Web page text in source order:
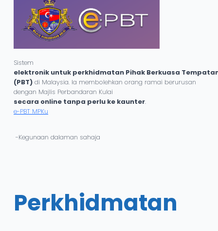
Sistem
elektronik untuk perkhidmatan Pihak Berkuasa
(PBT) di Malaysia. Ia membolehkan orang ramai berurusan
dengan Majlis Perbandaran Kulai
secara online tanpa perlu ke kaunter.
e-PBT MPKu
-Kegunaan dalaman sahaja
Perkhidmatan